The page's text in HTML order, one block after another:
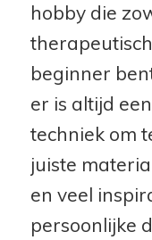
hobby die
beginner
er is altijd
techniek om
juiste
en veel
persoonlijke